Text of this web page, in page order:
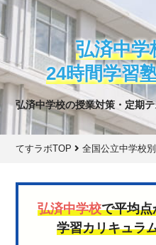
弘済中学
24時間学習
弘済中学校の授業対策・定期
てすラボTOP 全国公立中学校
弘済中学校で平均点
学習カリキュラ